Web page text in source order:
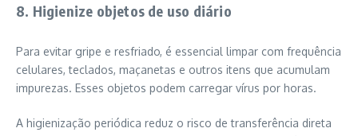
8. Higienize objetos de uso diário
Para evitar gripe e resfriado, é essencial limpar com frequência
celulares, teclados, maçanetas e outros itens que acumulam
impurezas. Esses objetos podem carregar vírus por horas.
A higienização periódica reduz o risco de transferência direta